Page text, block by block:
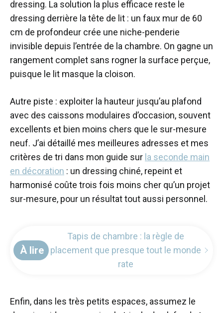
dressing. La solution la plus efficace reste le
dressing derrière la tête de lit : un faux mur de 60
cm de profondeur crée une niche-penderie
invisible depuis l’entrée de la chambre. On gagne un
rangement complet sans rogner la surface perçue,
puisque le lit masque la cloison.
Autre piste : exploiter la hauteur jusqu’au plafond
avec des caissons modulaires d’occasion, souvent
excellents et bien moins chers que le sur-mesure
neuf. J’ai détaillé mes meilleures adresses et mes
critères de tri dans mon guide sur la seconde main
en décoration : un dressing chiné, repeint et
harmonisé coûte trois fois moins cher qu’un projet
sur-mesure, pour un résultat tout aussi personnel.
À lire
Tapis de chambre : la règle de
placement que presque tout le monde
rate
Enfin, dans les très petits espaces, assumez le